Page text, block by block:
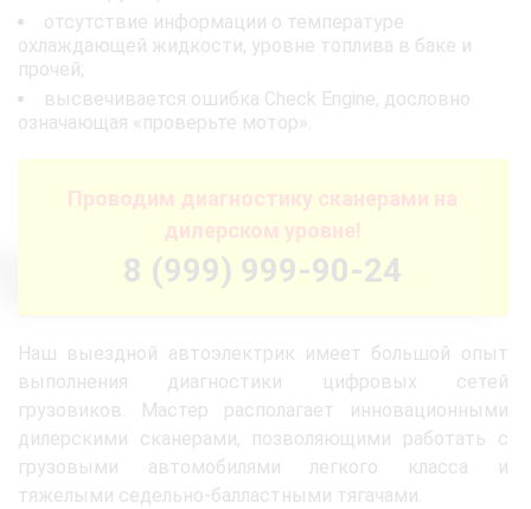
отсутствие информации о температуре
охлаждающей жидкости, уровне топлива в баке и
прочей;
высвечивается ошибка Check Engine, дословно
означающая «проверьте мотор».
Проводим диагностику сканерами на
дилерском уровне!
8 (999) 999-90-24
Наш выездной автоэлектрик имеет большой опыт
выполнения диагностики цифровых сетей
грузовиков. Мастер располагает инновационными
дилерскими сканерами, позволяющими работать с
грузовыми автомобилями легкого класса и
тяжелыми седельно-балластными тягачами.